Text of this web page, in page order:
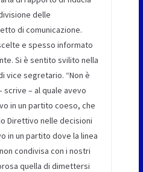
delle
di comunicazione.
e spesso informato
Si è sentito svilito nella
vice segretario. “Non è
– al quale avevo
in un partito coeso, che
Direttivo nelle decisioni
in un partito dove la linea
condivisa con i nostri
quella di dimettersi